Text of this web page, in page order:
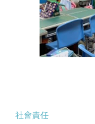
社會責任